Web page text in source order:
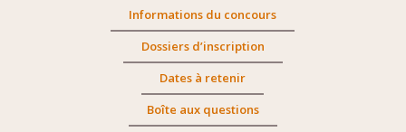
Informations du concours
Dossiers d’inscription
Dates à retenir
Boîte aux questions